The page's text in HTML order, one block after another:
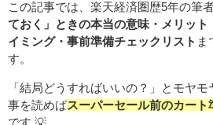
この記事では、楽天経済圏歴5年の筆者
ておく」ときの本当の意味・メリット
イミング・事前準備チェックリスト ま
す。
「結局どうすればいいの？」とモヤ
事を読めばスーパーセール前のカート
です 💡